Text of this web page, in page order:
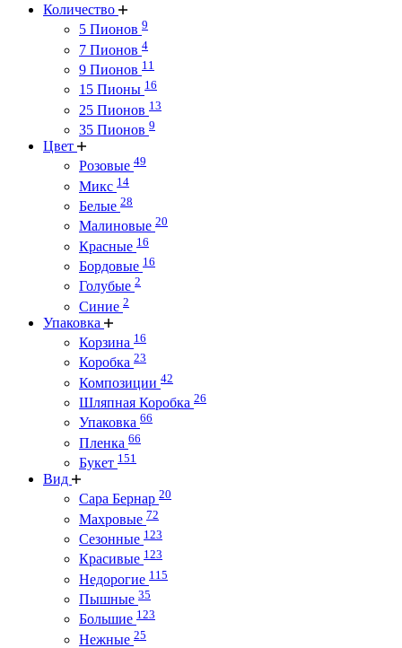
Количество
5 Пионов 9
7 Пионов 4
9 Пионов 11
15 Пионы 16
25 Пионов 13
35 Пионов 9
Цвет
Розовые 49
Микс 14
Белые 28
Малиновые 20
Красные 16
Бордовые 16
Голубые 2
Синие 2
Упаковка
Корзина 16
Коробка 23
Композиции 42
Шляпная Коробка 26
Упаковка 66
Пленка 66
Букет 151
Вид
Сара Бернар 20
Махровые 72
Сезонные 123
Красивые 123
Недорогие 115
Пышные 35
Большие 123
Нежные 25